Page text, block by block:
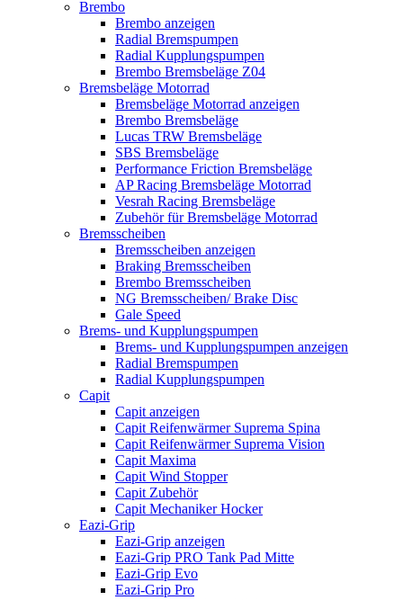
Brembo
Brembo anzeigen
Radial Bremspumpen
Radial Kupplungspumpen
Brembo Bremsbeläge Z04
Bremsbeläge Motorrad
Bremsbeläge Motorrad anzeigen
Brembo Bremsbeläge
Lucas TRW Bremsbeläge
SBS Bremsbeläge
Performance Friction Bremsbeläge
AP Racing Bremsbeläge Motorrad
Vesrah Racing Bremsbeläge
Zubehör für Bremsbeläge Motorrad
Bremsscheiben
Bremsscheiben anzeigen
Braking Bremsscheiben
Brembo Bremsscheiben
NG Bremsscheiben/ Brake Disc
Gale Speed
Brems- und Kupplungspumpen
Brems- und Kupplungspumpen anzeigen
Radial Bremspumpen
Radial Kupplungspumpen
Capit
Capit anzeigen
Capit Reifenwärmer Suprema Spina
Capit Reifenwärmer Suprema Vision
Capit Maxima
Capit Wind Stopper
Capit Zubehör
Capit Mechaniker Hocker
Eazi-Grip
Eazi-Grip anzeigen
Eazi-Grip PRO Tank Pad Mitte
Eazi-Grip Evo
Eazi-Grip Pro